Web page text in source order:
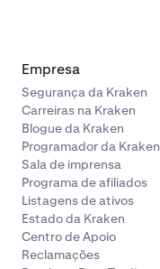
Empresa
Segurança da Kraken
Carreiras na Kraken
Blogue da Kraken
Programador da Kraken
Sala de imprensa
Programa de afiliados
Listagens de ativos
Estado da Kraken
Centro de Apoio
Reclamações